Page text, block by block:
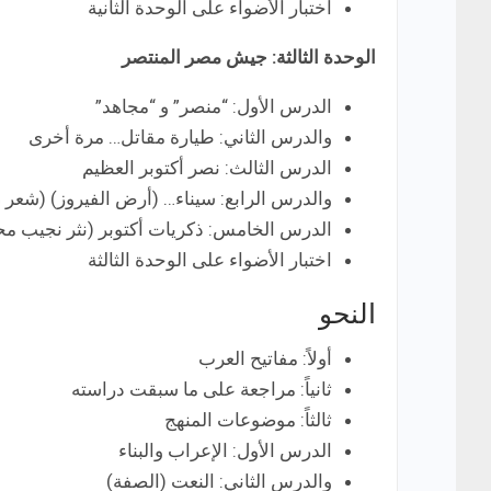
اختبار الأضواء على الوحدة الثانية
الوحدة الثالثة: جيش مصر المنتصر
الدرس الأول: “منصر” و “مجاهد”
والدرس الثاني: طيارة مقاتل… مرة أخرى
الدرس الثالث: نصر أكتوبر العظيم
والدرس الرابع: سيناء… (أرض الفيروز)
الدرس الخامس: ذكريات أكتوبر (نثر نجيب
اختبار الأضواء على الوحدة الثالثة
النحو
أولاً: مفاتيح العرب
ثانياً: مراجعة على ما سبقت دراسته
ثالثاً: موضوعات المنهج
الدرس الأول: الإعراب والبناء
والدرس الثاني: النعت (الصفة)